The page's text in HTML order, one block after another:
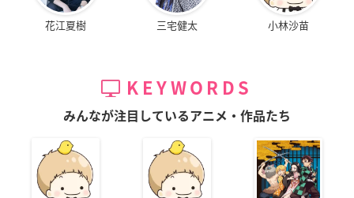
花江夏樹 三宅健太 小林沙苗
KEYWORDS
みんなが注目しているアニメ・作品たち